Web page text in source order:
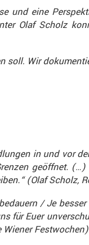
eine
Olaf Scholz
Wir
in und vor
geöffnet.
(Olaf Scholz,
/ Je
Euer
Wiener Festwo­chen)